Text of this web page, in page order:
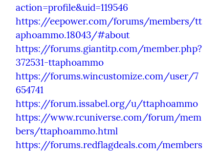
action=profile&uid=119546
https://eepower.com/forums/members/tt
aphoammo.18043/#about
https://forums.giantitp.com/member.php?
372531-ttaphoammo
https://forums.wincustomize.com/user/7
654741
https://forum.issabel.org/u/ttaphoammo
https://www.rcuniverse.com/forum/mem
bers/ttaphoammo.html
https://forums.redflagdeals.com/members